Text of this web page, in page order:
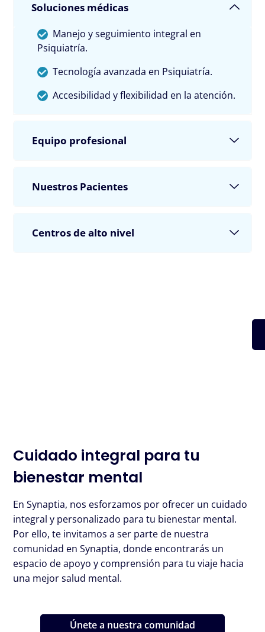
Soluciones médicas
Manejo y seguimiento integral en
Psiquiatría.
Tecnología avanzada en Psiquiatría.
Accesibilidad y flexibilidad en la atención.
Equipo profesional
Nuestros Pacientes
Centros de alto nivel
Cuidado integral para tu
bienestar mental
En Synaptia, nos esforzamos por ofrecer un cuidado
integral y personalizado para tu bienestar mental.
Por ello, te invitamos a ser parte de nuestra
comunidad en Synaptia, donde encontrarás un
espacio de apoyo y comprensión para tu viaje hacia
una mejor salud mental.
Únete a nuestra comunidad